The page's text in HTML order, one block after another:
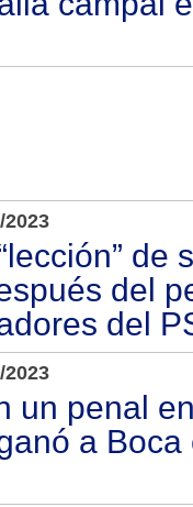
2023
de
del
del
2023
un penal
a Boca